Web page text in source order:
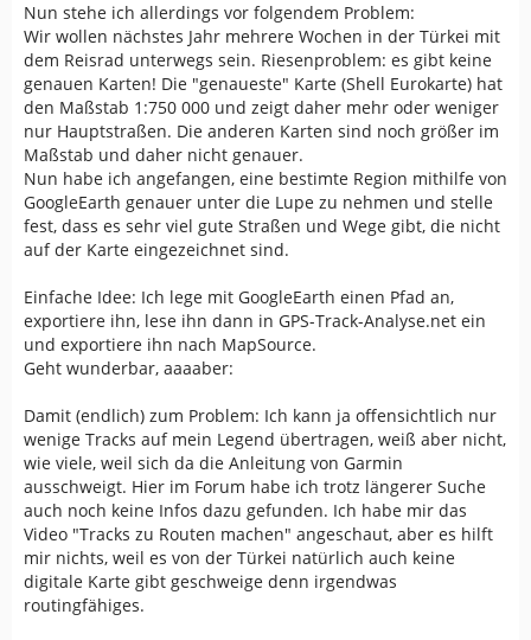
Nun stehe ich allerdings vor folgendem Problem:
Wir wollen nächstes Jahr mehrere Wochen in der Türkei mit
dem Reisrad unterwegs sein. Riesenproblem: es gibt keine
genauen Karten! Die "genaueste" Karte (Shell Eurokarte) hat
den Maßstab 1:750 000 und zeigt daher mehr oder weniger
nur Hauptstraßen. Die anderen Karten sind noch größer im
Maßstab und daher nicht genauer.
Nun habe ich angefangen, eine bestimte Region mithilfe von
GoogleEarth genauer unter die Lupe zu nehmen und stelle
fest, dass es sehr viel gute Straßen und Wege gibt, die nicht
auf der Karte eingezeichnet sind.
Einfache Idee: Ich lege mit GoogleEarth einen Pfad an,
exportiere ihn, lese ihn dann in GPS-Track-Analyse.net ein
und exportiere ihn nach MapSource.
Geht wunderbar, aaaaber:
Damit (endlich) zum Problem: Ich kann ja offensichtlich nur
wenige Tracks auf mein Legend übertragen, weiß aber nicht,
wie viele, weil sich da die Anleitung von Garmin
ausschweigt. Hier im Forum habe ich trotz längerer Suche
auch noch keine Infos dazu gefunden. Ich habe mir das
Video "Tracks zu Routen machen" angeschaut, aber es hilft
mir nichts, weil es von der Türkei natürlich auch keine
digitale Karte gibt geschweige denn irgendwas
routingfähiges.